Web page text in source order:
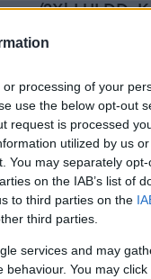
processing of your
use the below opt-out
request is processed
utilized by us
You may separately
on the IAB’s list of
to third parties on the
third parties.
services and may
You may
2XhLULDDaK
πρωινή
εκείνη πως
μεγαλύτερο,
είναι
ηθοποιό που